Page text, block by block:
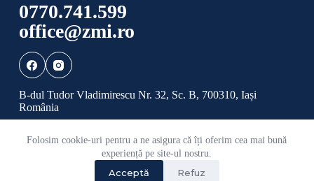
Folosim cookie-uri pentru a ne asigura că îți oferim cea mai bună
experiență pe site-ul nostru.
Acceptă Refuz
0770.741.599
office@zmi.ro
B-dul Tudor Vladimirescu Nr. 32, Sc. B, 700310, Iași
România
2026 Toate drepturile rezervate ADI ZONA
Politică de confidențialitate